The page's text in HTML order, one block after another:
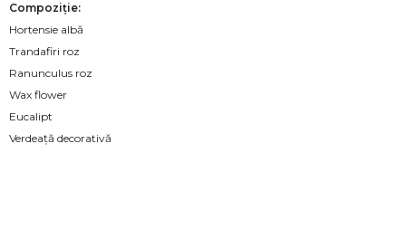
Compoziție:
Hortensie albă
Trandafiri roz
Ranunculus roz
Wax flower
Eucalipt
Verdeață decorativă